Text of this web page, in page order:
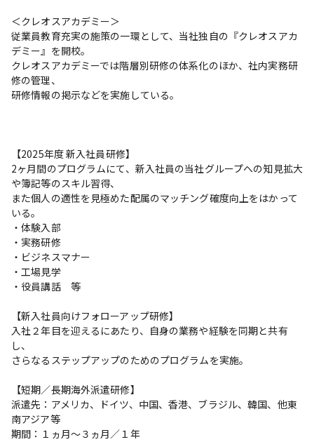
＜クレオスアカデミー＞
従業員教育充実の施策の一環として、当社独自の『クレオスアカ
デミー』を開校。
クレオスアカデミーでは階層別研修の体系化のほか、社内実務研
修の管理、
研修情報の掲示などを実施している。
【2025年度 新入社員研修】
2ヶ月間のプログラムにて、新入社員の当社グループへの知見拡大
や簿記等のスキル習得、
また個人の適性を見極めた配属のマッチング確度向上をはかって
いる。
・体験入部
・実務研修
・ビジネスマナー
・工場見学
・役員講話　等
【新入社員向けフォローアップ研修】
入社２年目を迎えるにあたり、自身の業務や経験を同期と共有
し、
さらなるステップアップのためのプログラムを実施。
【短期／長期海外派遣研修】
派遣先：アメリカ、ドイツ、中国、香港、ブラジル、韓国、他東
南アジア等
期間：１ヵ月～３ヵ月／１年